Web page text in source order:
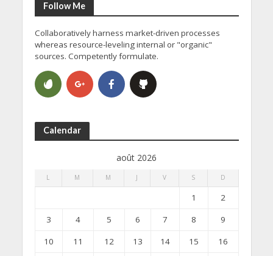
Follow Me
Collaboratively harness market-driven processes
whereas resource-leveling internal or "organic"
sources. Competently formulate.
Calendar
août 2026
L M M J V S D
1
2
3
4 5 6 7 8
9
10
11 12 13 14 15
16